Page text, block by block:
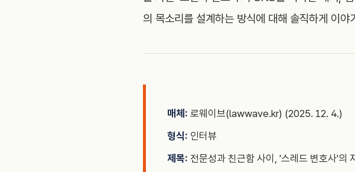
의 목소리를 설계하는 방식에 대해 솔직하게 이야
매체: 로웨이브(lawwave.kr) (2025. 12. 4.)
형식: 인터뷰
제목: 전문성과 친근함 사이, '스레드 변호사'의